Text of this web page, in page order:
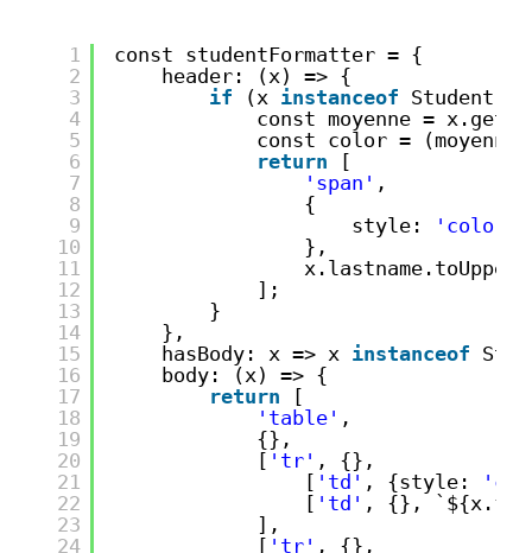
1
2
3
4
5
6
7
8
9
10
11
12
13
14
15
16
17
18
19
20
21
22
23
24
const studentFormatter = {
header: (x) => {
if
(x instanceof Student) {
const moyenne =
const color =
return
[
'span' ,
{
style:
'color:
},
];
}
},
hasBody: x => x instanceof
body: (x) => {
return
[
'table' ,
{},
[ 'tr' , {},
[ 'td' , {style:
[ 'td' , {},
],
[ 'tr' , {},